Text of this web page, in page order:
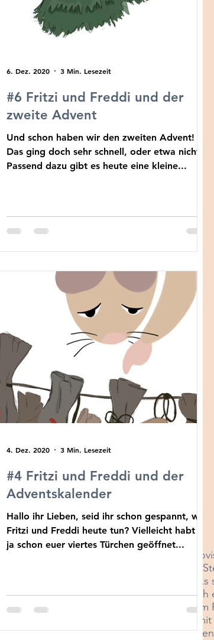
mit
Euch
beim
#6 Fritzi und Freddi und der
zweite Advent
Und schon haben wir den zweiten Advent!
Das ging doch sehr schnell, oder etwa nicht?
Passend dazu gibt es heute eine kleine...
6. Dez. 2020 3 Min. Lesezeit
#4 Fritzi und Freddi und der
Adventskalender
Hallo ihr Lieben, seid ihr schon gespannt, was
Fritzi und Freddi heute tun? Vielleicht habt ihr
ja schon euer viertes Türchen geöffnet...
4. Dez. 2020 3 Min. Lesezeit